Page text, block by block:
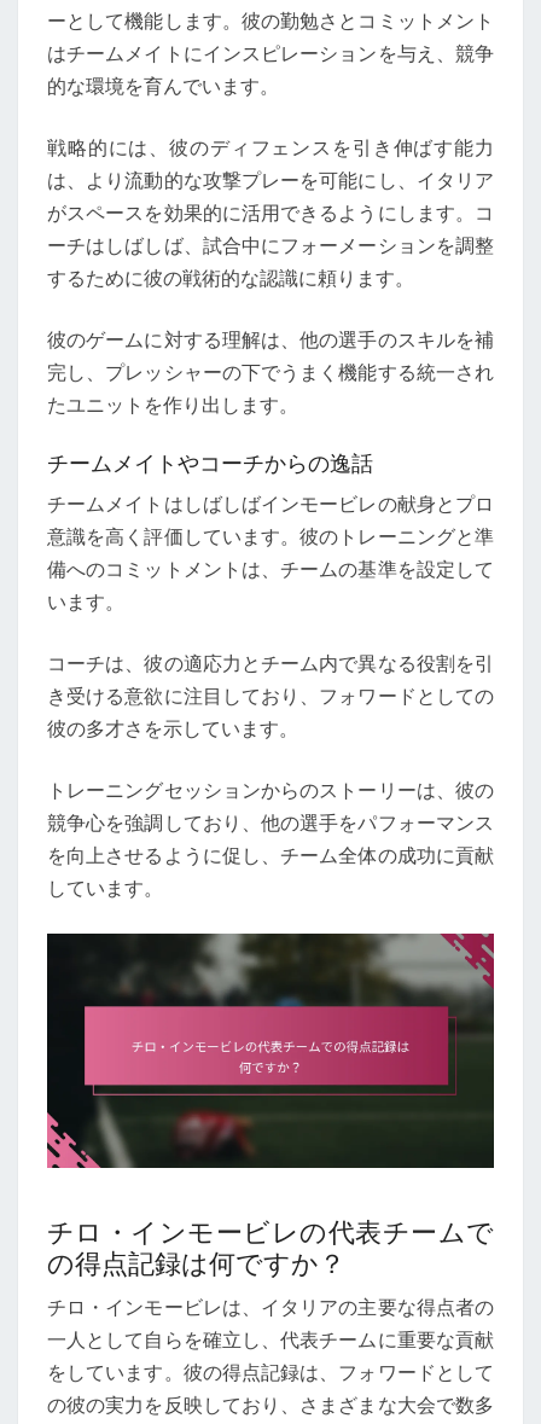
ーとして機能します。彼の勤勉さとコミットメント
はチームメイトにインスピレーションを与え、競争
的な環境を育んでいます。
戦略的には、彼のディフェンスを引き伸ばす能力
は、より流動的な攻撃プレーを可能にし、イタリア
がスペースを効果的に活用できるようにします。コ
ーチはしばしば、試合中にフォーメーションを調整
するために彼の戦術的な認識に頼ります。
彼のゲームに対する理解は、他の選手のスキルを補
完し、プレッシャーの下でうまく機能する統一され
たユニットを作り出します。
チームメイトやコーチからの逸話
チームメイトはしばしばインモービレの献身とプロ
意識を高く評価しています。彼のトレーニングと準
備へのコミットメントは、チームの基準を設定して
います。
コーチは、彼の適応力とチーム内で異なる役割を引
き受ける意欲に注目しており、フォワードとしての
彼の多才さを示しています。
トレーニングセッションからのストーリーは、彼の
競争心を強調しており、他の選手をパフォーマンス
を向上させるように促し、チーム全体の成功に貢献
しています。
チロ・インモービレの代表チームで
の得点記録は何ですか？
チロ・インモービレは、イタリアの主要な得点者の
一人として自らを確立し、代表チームに重要な貢献
をしています。彼の得点記録は、フォワードとして
の彼の実力を反映しており、さまざまな大会で数多